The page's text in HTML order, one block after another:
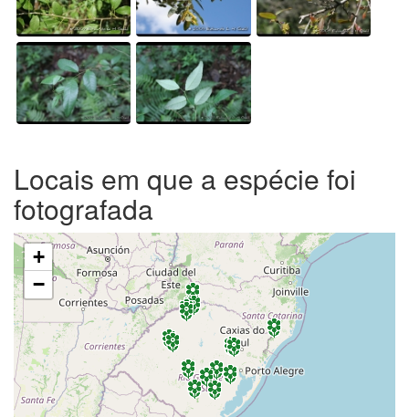
Locais em que a espécie foi
fotografada
+
−